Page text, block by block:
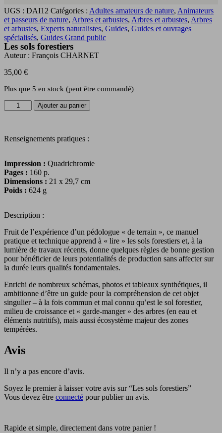
UGS : DAI12 Catégories : Adultes amateurs de nature, Animateurs
et passeurs de nature, Arbres et arbustes, Arbres et arbustes, Arbres
et arbustes, Experts naturalistes, Guides, Guides et ouvrages
spécialisés, Guides Grand public
Les sols forestiers
Auteur : François CHARNET
35,00 €
Plus que 5 en stock (peut être commandé)
quantité
de
forestiers
Ajouter au panier
Renseignements pratiques :
Impression : Quadrichromie
Pages : 160 p.
Dimensions : 21 x 29,7 cm
Poids : 624 g
Description :
Fruit de l’expérience d’un pédologue « de terrain », ce manuel
pratique et technique apprend à « lire » les sols forestiers et, à la
lumière de travaux récents, donne quelques règles de bonne gestion
pour bénéficier de leurs potentialités de production sans affecter sur
la durée leurs qualités fondamentales.
Enrichi de nombreux schémas, photos et tableaux synthétiques, il
ambitionne d’être un guide pour la compréhension de cet objet
singulier – à la fois commun et mal connu qu’est le sol forestier,
milieu de croissance et « garde-manger » des arbres (en eau et
éléments nutritifs), mais aussi écosystème majeur des zones
tempérées.
Avis
Il n’y a pas encore d’avis.
Soyez le premier à laisser votre avis sur “Les sols forestiers”
Vous devez être connecté pour publier un avis.
Rapide et simple, directement dans votre panier !